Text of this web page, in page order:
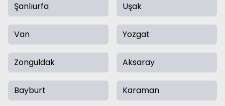
Şanlıurfa Uşak
Van Yozgat
Zonguldak Aksaray
Bayburt Karaman